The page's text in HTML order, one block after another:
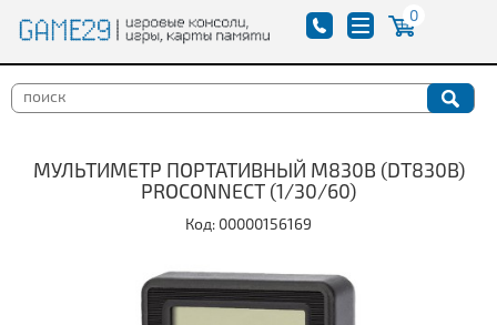
0
МУЛЬТИМЕТР ПОРТАТИВНЫЙ M830B (DT830B)
PROCONNECT (1/30/60)
Код: 00000156169